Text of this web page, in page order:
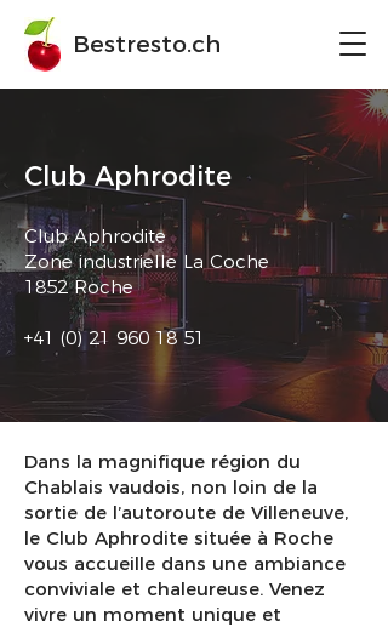
Bestresto.ch
Club Aphrodite
Club Aphrodite
Zone industrielle La Coche
1852 Roche
+41 (0) 21 960 18 51
Dans la magnifique région du
Chablais vaudois, non loin de la
sortie de l’autoroute de Villeneuve,
le Club Aphrodite située à Roche
vous accueille dans une ambiance
conviviale et chaleureuse. Venez
vivre un moment unique et